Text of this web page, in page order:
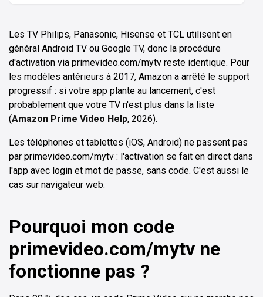
Les TV Philips, Panasonic, Hisense et TCL utilisent en
général Android TV ou Google TV, donc la procédure
d'activation via primevideo.com/mytv reste identique. Pour
les modèles antérieurs à 2017, Amazon a arrêté le support
progressif : si votre app plante au lancement, c'est
probablement que votre TV n'est plus dans la liste
(Amazon Prime Video Help, 2026).
Les téléphones et tablettes (iOS, Android) ne passent pas
par primevideo.com/mytv : l'activation se fait en direct dans
l'app avec login et mot de passe, sans code. C'est aussi le
cas sur navigateur web.
Pourquoi mon code
primevideo.com/mytv ne
fonctionne pas ?